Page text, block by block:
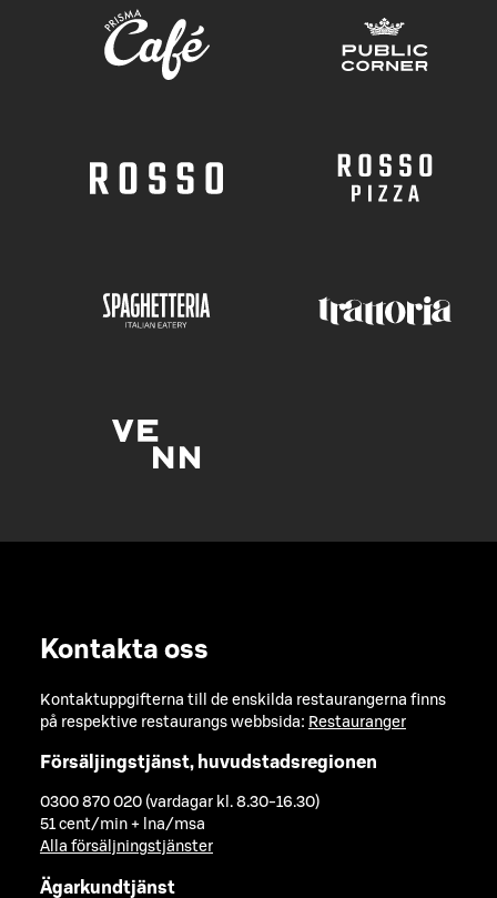
Kontakta oss
Kontaktuppgifterna till de enskilda restaurangerna finns
på respektive restaurangs webbsida: Restauranger
Försäljingstjänst, huvudstadsregionen
0300 870 020 (vardagar kl. 8.30-16.30)
51 cent/min + lna/msa
Alla försäljningstjänster
Ägarkundtjänst